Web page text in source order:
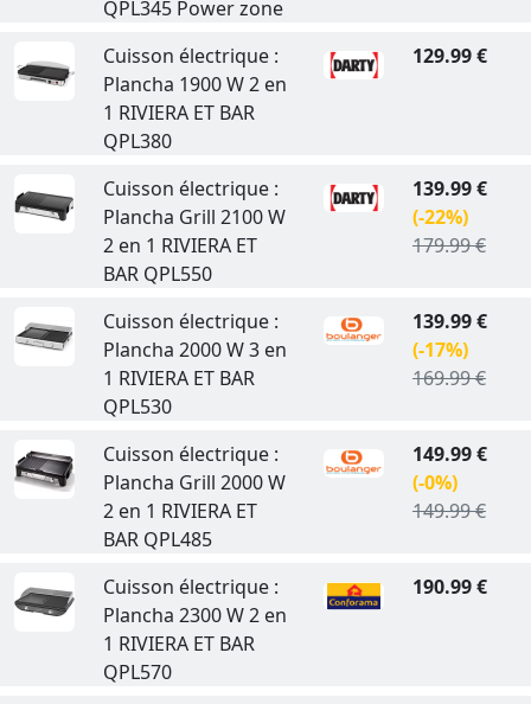
QPL345 Power zone
Cuisson électrique :
Plancha 1900 W 2 en
1 RIVIERA ET BAR
QPL380
129.99 €
Cuisson électrique :
Plancha Grill 2100 W
2 en 1 RIVIERA ET
BAR QPL550
139.99 €
(-22%)
179.99 €
Cuisson électrique :
Plancha 2000 W 3 en
1 RIVIERA ET BAR
QPL530
139.99 €
(-17%)
169.99 €
Cuisson électrique :
Plancha Grill 2000 W
2 en 1 RIVIERA ET
BAR QPL485
149.99 €
(-0%)
149.99 €
Cuisson électrique :
Plancha 2300 W 2 en
1 RIVIERA ET BAR
QPL570
190.99 €